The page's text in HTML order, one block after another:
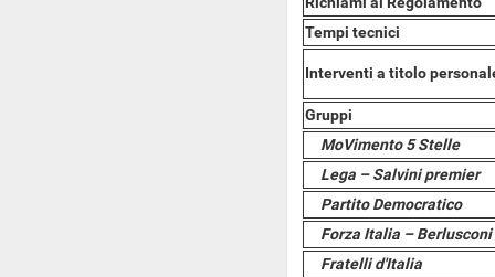
Tempi tecnici
Interventi a titolo
Gruppi
MoVimento 5 Stelle
Lega – Salvini premier
Partito Democratico
Forza Italia – Berlusconi
Fratelli d'Italia